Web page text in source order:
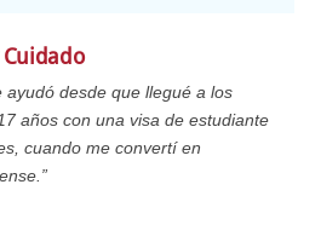
ayudó desde que llegué a los
años con una visa de estudiante
cuando me convertí en